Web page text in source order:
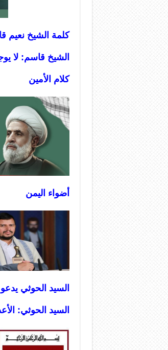
كلمة الشيخ نعيم
الشيخ قاسم: لا
كلام الأمين
أضواء اليمن
السيد الحوثي
السيد الحوثي: